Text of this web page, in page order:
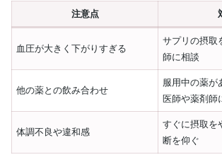
注意点
血圧が大きく下がりすぎる
サプリの摂取
師に相談
他の薬との飲み合わせ
服用中の薬が
医師や薬剤師
体調不良や違和感
すぐに摂取を
断を仰ぐ